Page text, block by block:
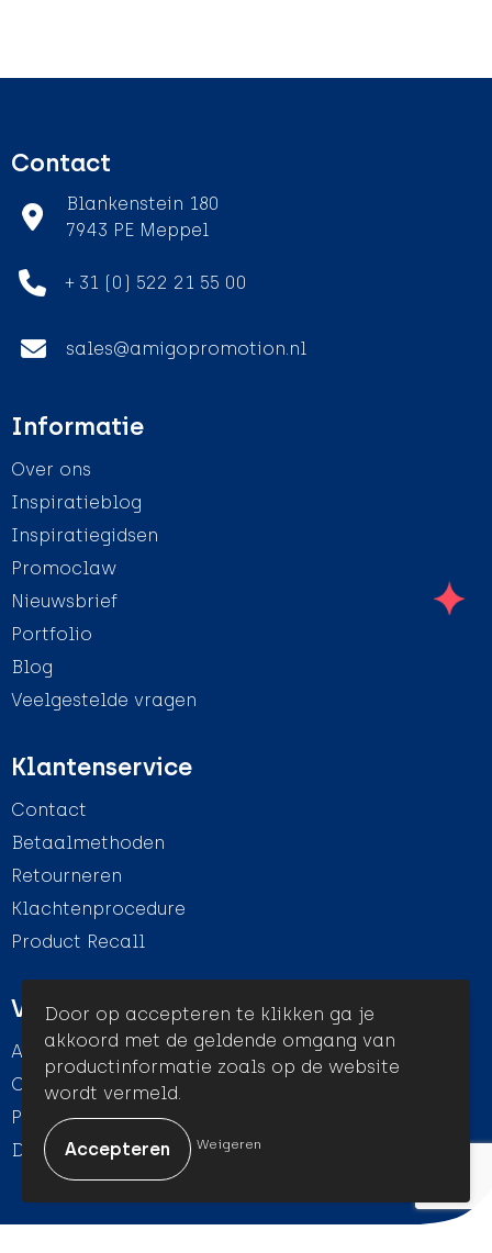
Contact
Blankenstein 180
7943 PE Meppel
+ 31 (0) 522 21 55 00
sales@amigopromotion.nl
Informatie
Over ons
Inspiratieblog
Inspiratiegidsen
Promoclaw
Nieuwsbrief
Portfolio
Blog
Veelgestelde vragen
Klantenservice
Contact
Betaalmethoden
Retourneren
Klachtenprocedure
Product Recall
Veilig winkelen
Algemene voorwaarden
Cookieverklaring
Privacyverklaring
Disclaimer
Door op accepteren te klikken ga je
akkoord met de geldende omgang van
productinformatie zoals op de website
wordt vermeld.
Weigeren